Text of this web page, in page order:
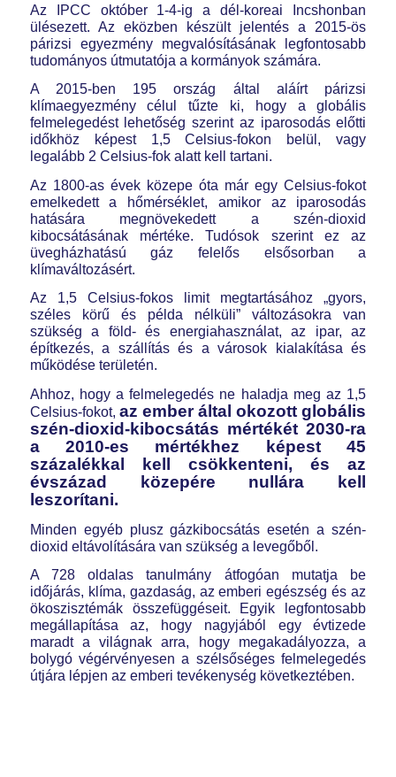
Az IPCC október 1-4-ig a dél-koreai Incshonban
ülésezett. Az eközben készült jelentés a 2015-ös
párizsi egyezmény megvalósításának legfontosabb
tudományos útmutatója a kormányok számára.
A 2015-ben 195 ország által aláírt párizsi
klímaegyezmény célul tűzte ki, hogy a globális
felmelegedést lehetőség szerint az iparosodás előtti
időkhöz képest 1,5 Celsius-fokon belül, vagy
legalább 2 Celsius-fok alatt kell tartani.
Az 1800-as évek közepe óta már egy Celsius-fokot
emelkedett a hőmérséklet, amikor az iparosodás
hatására megnövekedett a szén-dioxid
kibocsátásának mértéke. Tudósok szerint ez az
üvegházhatású gáz felelős elsősorban a
klímaváltozásért.
Az 1,5 Celsius-fokos limit megtartásához „gyors,
széles körű és példa nélküli” változásokra van
szükség a föld- és energiahasználat, az ipar, az
építkezés, a szállítás és a városok kialakítása és
működése területén.
Ahhoz, hogy a felmelegedés ne haladja meg az 1,5
Celsius-fokot, az ember által okozott globális
szén-dioxid-kibocsátás mértékét 2030-ra
a 2010-es mértékhez képest 45
százalékkal kell csökkenteni, és az
évszázad közepére nullára kell
leszorítani.
Minden egyéb plusz gázkibocsátás esetén a szén-
dioxid eltávolítására van szükség a levegőből.
A 728 oldalas tanulmány átfogóan mutatja be
időjárás, klíma, gazdaság, az emberi egészség és az
ökoszisztémák összefüggéseit. Egyik legfontosabb
megállapítása az, hogy nagyjából egy évtizede
maradt a világnak arra, hogy megakadályozza, a
bolygó végérvényesen a szélsőséges felmelegedés
útjára lépjen az emberi tevékenység következtében.